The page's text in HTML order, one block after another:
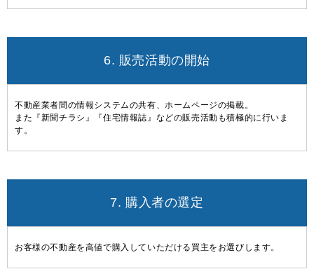
6. 販売活動の開始
不動産業者間の情報システムの共有、ホームページの掲載。
また『新聞チラシ』『住宅情報誌』などの販売活動も積極的に行いま
す。
7. 購入者の選定
お客様の不動産を高値で購入していただける買主をお選びします。